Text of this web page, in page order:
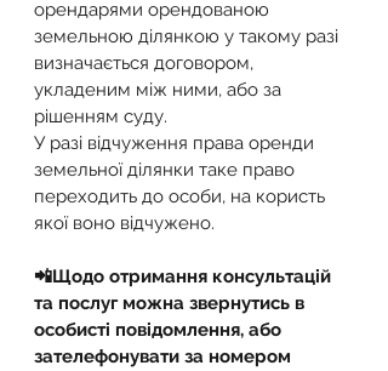
орендарями орендованою
земельною ділянкою у такому разі
визначається договором,
укладеним між ними, або за
рішенням суду.
У разі відчуження права оренди
земельної ділянки таке право
переходить до особи, на користь
якої воно відчужено.
📲Щодо отримання консультацій
та послуг можна звернутись в
особисті повідомлення, або
зателефонувати за номером